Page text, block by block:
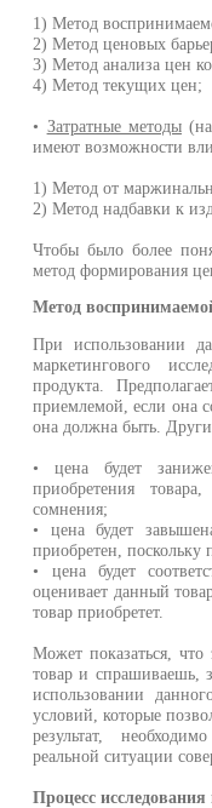
1) Метод
2) Метод ценовых
3) Метод анализа цен
4) Метод текущих цен;
• Затратные методы
имеют возможности
1) Метод от
2) Метод надбавки к
Чтобы было более
метод формирования
Метод
При использовании
маркетингового
продукта.
приемлемой, если она
она должна быть.
• цена будет
приобретения
сомнения;
• цена будет
приобретен, поскольку
• цена будет
оценивает данный
товар приобретет.
Может показаться, что
товар и спрашиваешь,
использовании
условий, которые
результат,
реальной ситуации
Процесс